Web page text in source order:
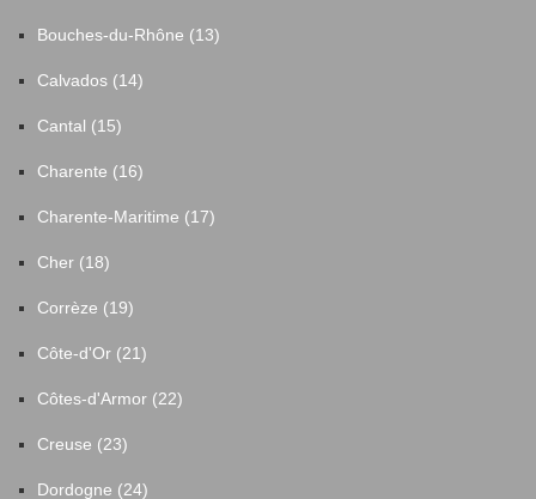
Bouches-du-Rhône (13)
Calvados (14)
Cantal (15)
Charente (16)
Charente-Maritime (17)
Cher (18)
Corrèze (19)
Côte-d'Or (21)
Côtes-d'Armor (22)
Creuse (23)
Dordogne (24)